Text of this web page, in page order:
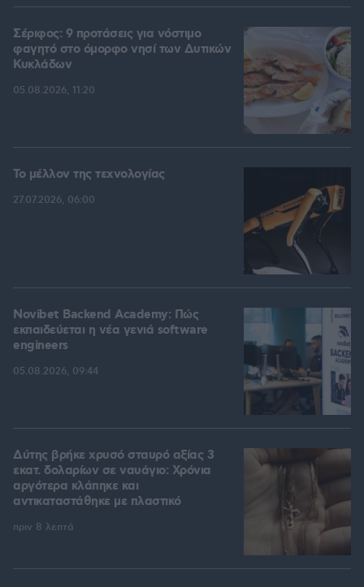
Σέριφος: 9 προτάσεις για νόστιμο
φαγητό στο όμορφο νησί των Δυτικών
Κυκλάδων
05.08.2026, 11:20
Το μέλλον της τεχνολογίας
27.07.2026, 06:00
Novibet Backend Academy: Πώς
εκπαιδεύεται η νέα γενιά software
engineers
05.08.2026, 09:44
Δύτης βρήκε χρυσό σταυρό αξίας 3
εκατ. δολαρίων σε ναυάγιο: Χρόνια
αργότερα κλάπηκε και
αντικαταστάθηκε με πλαστικό
πριν 8 λεπτά